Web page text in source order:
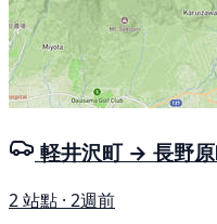
軽井沢町 → 長野
2 站點 · 2週前